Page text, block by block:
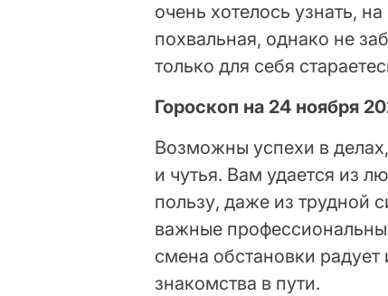
очень хотелось узнать,
похвальная, однако не
только для себя
Гороскоп на 24 ноября
Возможны успехи в
и чутья. Вам удается из
пользу, даже из трудной
важные
смена обстановки
знакомства в пути.